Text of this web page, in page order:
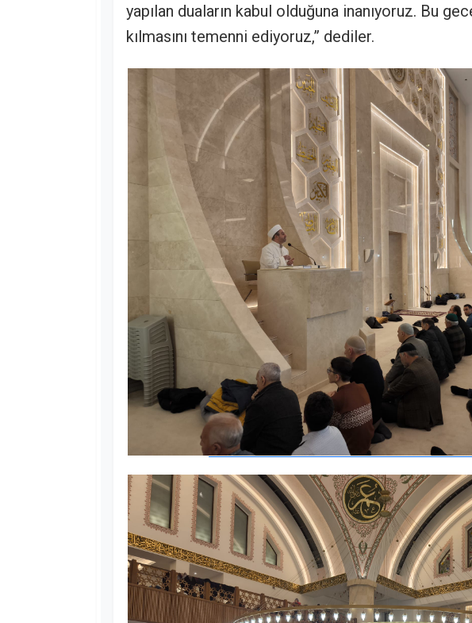
yapılan duaların kabul olduğuna inanıyoruz. Bu
kılmasını temenni ediyoruz,” dediler.